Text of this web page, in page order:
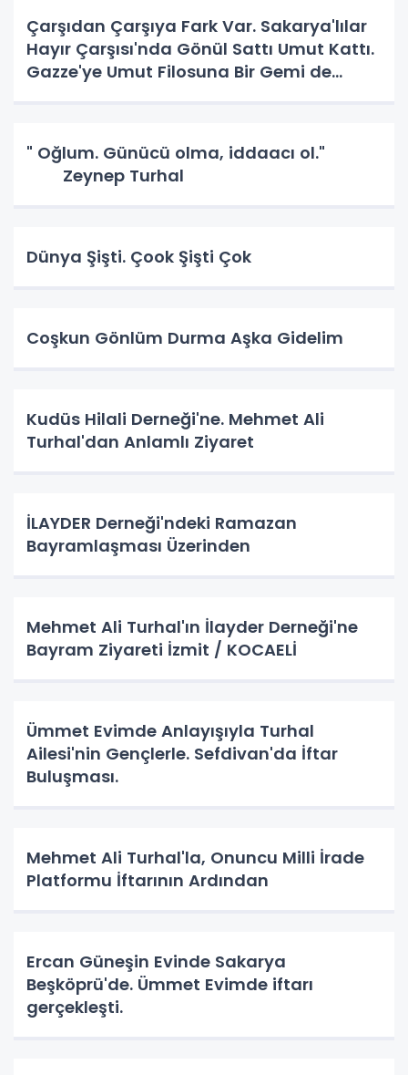
Çarşıdan Çarşıya Fark Var. Sakarya'lılar
Hayır Çarşısı'nda Gönül Sattı Umut Kattı.
Gazze'ye Umut Filosuna Bir Gemi de
" Oğlum. Günücü olma, iddaacı ol."
Zeynep Turhal
Dünya Şişti. Çook Şişti Çok
Coşkun Gönlüm Durma Aşka Gidelim
Kudüs Hilali Derneği'ne. Mehmet Ali
Turhal'dan Anlamlı Ziyaret
İLAYDER Derneği'ndeki Ramazan
Bayramlaşması Üzerinden
Mehmet Ali Turhal'ın İlayder Derneği'ne
Bayram Ziyareti İzmit / KOCAELİ
Ümmet Evimde Anlayışıyla Turhal
Ailesi'nin Gençlerle. Sefdivan'da İftar
Buluşması.
Mehmet Ali Turhal'la, Onuncu Milli İrade
Platformu İftarının Ardından
Ercan Güneşin Evinde Sakarya
Beşköprü'de. Ümmet Evimde iftarı
gerçekleşti.